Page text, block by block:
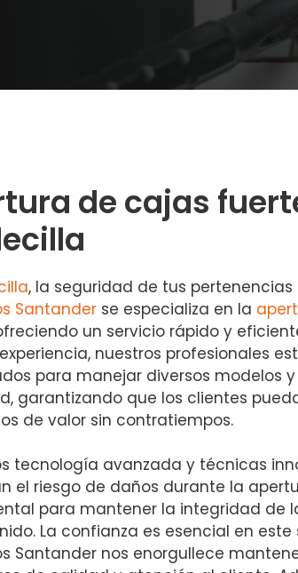
de cajas
, la seguridad de tus pertenencias
Santander se especializa en la
un servicio rápido y
nuestros profesionales
para manejar diversos modelos
garantizando que los clientes
de valor sin contratiempos.
tecnología avanzada y técnicas
el riesgo de daños durante la
para mantener la integridad de
La confianza es esencial en este
Santander nos enorgullece